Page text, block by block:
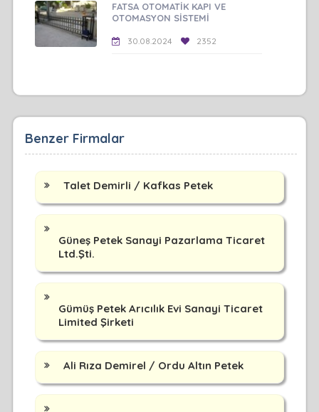
FATSA OTOMATİK KAPI VE
OTOMASYON SİSTEMİ
30.08.2024 2352
Benzer Firmalar
Talet Demirli / Kafkas Petek
Güneş Petek Sanayi Pazarlama Ticaret
Ltd.Şti.
Gümüş Petek Arıcılık Evi Sanayi Ticaret
Limited Şirketi
Ali Rıza Demirel / Ordu Altın Petek